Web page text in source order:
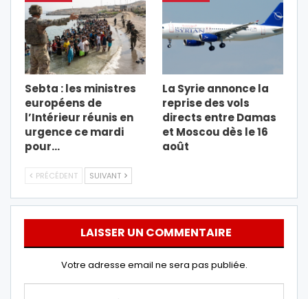
Sebta : les ministres
européens de
l’Intérieur réunis en
urgence ce mardi
pour…
La Syrie annonce la
reprise des vols
directs entre Damas
et Moscou dès le 16
août
PRÉCÉDENT SUIVANT
LAISSER UN COMMENTAIRE
Votre adresse email ne sera pas publiée.